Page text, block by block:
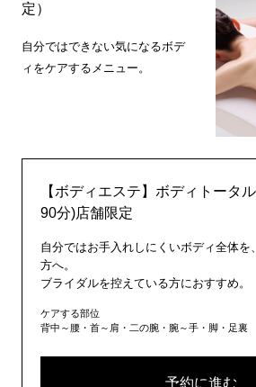
定）
自分ではできない気になるボデ
ィをケアするメニュー。
【ボディエステ】ボディトータ
90分)店舗限定
自分ではお手入れしにくいボディ全体を
方へ。
ブライダルを控えている方におすすめ。
ケアする部位
背中～腰・首～肩・二の腕・腕～手・脚・足裏
予約に進む